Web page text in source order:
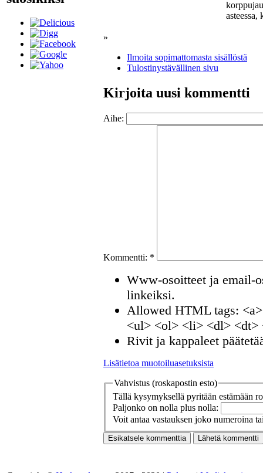
»
Ilmoita sopimattomasta sisällöstä
Tulostinystävällinen sivu
Kirjoita uusi kommentti
Aihe:
Kommentti: *
Www-osoitteet ja email-
linkeiksi.
Allowed HTML tags:
<ul> <ol> <li> <dl> <dt>
Rivit ja kappaleet
Lisätietoa muotoiluasetuksista
Vahvistus (roskapostin esto)
Tällä kysymyksellä pyritään estämään
Paljonko on nolla plus nolla:
Voit antaa vastauksen joko numeroina